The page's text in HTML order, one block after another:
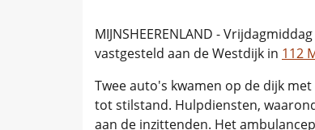
MIJNSHEERENLAND -
vastgesteld aan de Westdijk in 112
Twee auto's kwamen op de dijk
tot stilstand. Hulpdiensten,
aan de inzittenden. Het